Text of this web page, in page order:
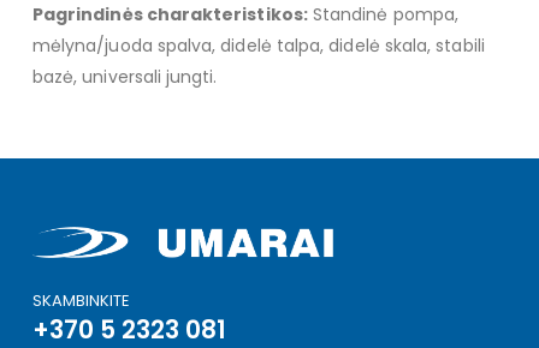
Pagrindinės charakteristikos:Standinė pompa,
mėlyna/juoda spalva, didelė talpa, didelė skala, stabili
bazė, universali jungti.
SKAMBINKITE
+370 5 2323 081